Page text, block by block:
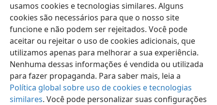
usamos cookies e tecnologias similares. Alguns
cookies são necessários para que o nosso site
funcione e não podem ser rejeitados. Você pode
aceitar ou rejeitar o uso de cookies adicionais, que
utilizamos apenas para melhorar a sua experiência.
Nenhuma dessas informações é vendida ou utilizada
para fazer propaganda. Para saber mais, leia a
Política global sobre uso de cookies e tecnologias
similares. Você pode personalizar suas configurações
Português (Brasil) Preferências
Copyright© 2026 Watch Tower Bible and Tract Society of Pennsylvania
Termos de Uso
Política de Privacidade
Configurações de Privacidade
JW.ORG Login